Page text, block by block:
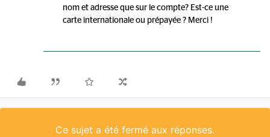
nom et adresse que sur le compte? Est-ce une
carte internationale ou prépayée ? Merci !
Ce sujet a été fermé aux réponses.